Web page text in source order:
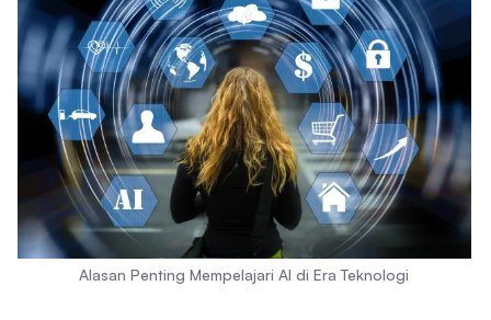
Alasan Penting Mempelajari AI di Era Teknologi